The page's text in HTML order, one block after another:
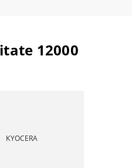
12000
KYOCERA